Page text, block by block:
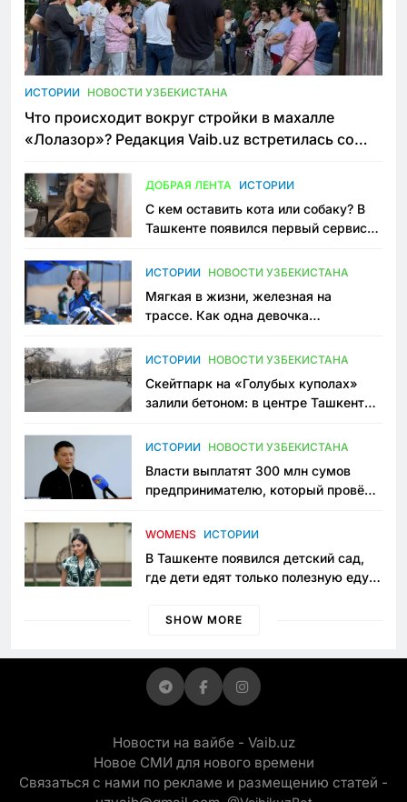
ИСТОРИИ НОВОСТИ УЗБЕКИСТАНА
Что происходит вокруг стройки в махалле
«Лолазор»? Редакция Vaib.uz встретилась со
ДОБРАЯ ЛЕНТА ИСТОРИИ
С кем оставить кота или собаку? В
Ташкенте появился первый сервис
ИСТОРИИ НОВОСТИ УЗБЕКИСТАНА
Мягкая в жизни, железная на
трассе. Как одна девочка
Узбекистане
ИСТОРИИ НОВОСТИ УЗБЕКИСТАНА
Скейтпарк на «Голубых куполах»
залили бетоном: в центре Ташкента
пространство
ИСТОРИИ НОВОСТИ УЗБЕКИСТАНА
Власти выплатят 300 млн сумов
предпринимателю, который провёл
приговору
WOMENS ИСТОРИИ
В Ташкенте появился детский сад,
где дети едят только полезную еду.
просить «кашу без сахара»
SHOW MORE
Новости на вайбе - Vaib.uz
Новое СМИ для нового времени
Связаться с нами по рекламе и размещению статей -